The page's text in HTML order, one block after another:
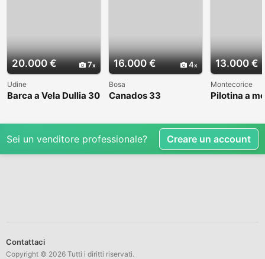
20.000 € 7
Udine
Barca a Vela Dullia 30
16.000 € 4
Bosa
Canados 33
13.000 €
Montecorice
Pilotina a
Sei un venditore professionale? Creare un account
Contattaci
Copyright © 2026 Tutti i diritti riservati.